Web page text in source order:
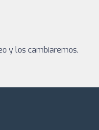
y los cambiaremos.